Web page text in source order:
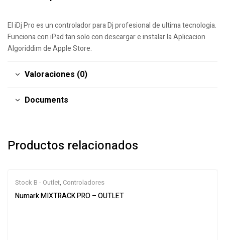
El iDj Pro es un controlador para Dj profesional de ultima tecnologia.
Funciona con iPad tan solo con descargar e instalar la Aplicacion
Algoriddim de Apple Store.
Valoraciones (0)
Documents
Productos relacionados
Stock B - Outlet, Controladores
Numark MIXTRACK PRO – OUTLET